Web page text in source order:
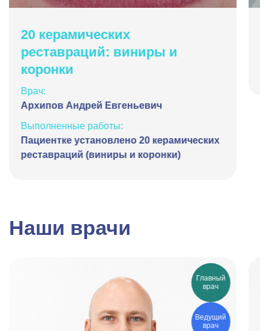
20 керамических
реставраций: виниры и
коронки
Врач:
Архипов Андрей Евгеньевич
Выполненные работы:
Пациентке установлено 20 керамических
реставраций (виниры и коронки)
Наши врачи
Главный
врач
Ведущий
врач